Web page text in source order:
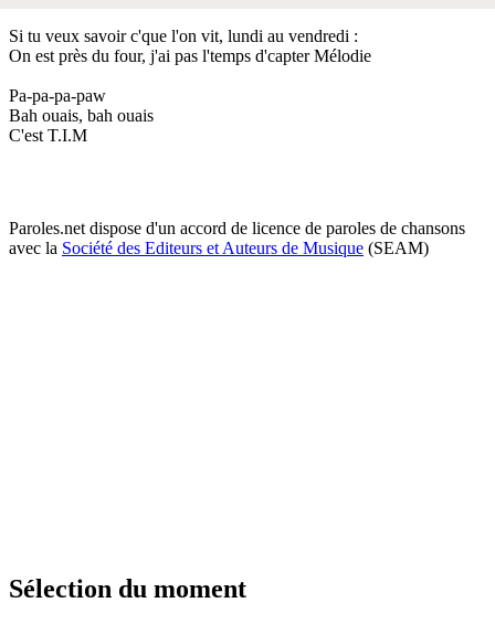
Si tu veux savoir c'que l'on vit, lundi au vendredi :
On est près du four, j'ai pas l'temps d'capter Mélodie
Pa-pa-pa-paw
Bah ouais, bah ouais
C'est T.I.M
Paroles.net dispose d'un accord de licence de paroles de chansons
avec la Société des Editeurs et Auteurs de Musique (SEAM)
Sélection du moment